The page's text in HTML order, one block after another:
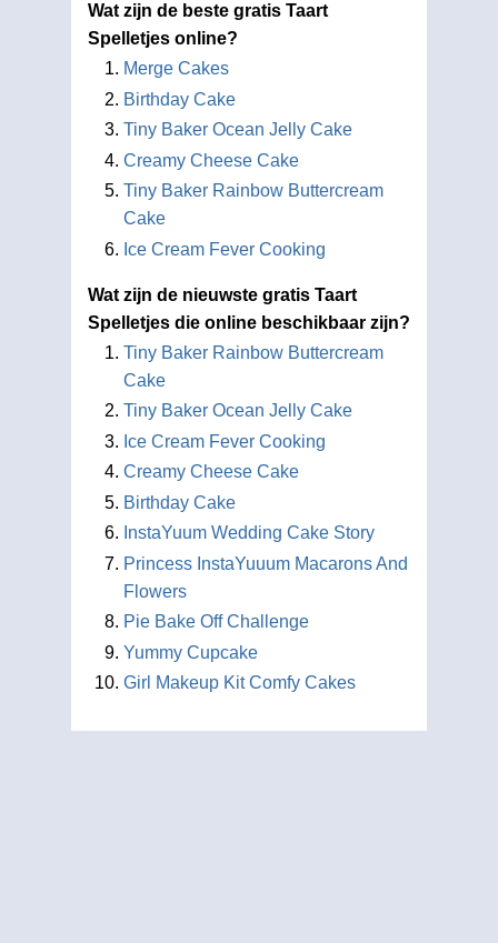
Wat zijn de beste gratis Taart
Spelletjes online?
Merge Cakes
Birthday Cake
Tiny Baker Ocean Jelly Cake
Creamy Cheese Cake
Tiny Baker Rainbow Buttercream
Cake
Ice Cream Fever Cooking
Wat zijn de nieuwste gratis Taart
Spelletjes die online beschikbaar zijn?
Tiny Baker Rainbow Buttercream
Cake
Tiny Baker Ocean Jelly Cake
Ice Cream Fever Cooking
Creamy Cheese Cake
Birthday Cake
InstaYuum Wedding Cake Story
Princess InstaYuuum Macarons And
Flowers
Pie Bake Off Challenge
Yummy Cupcake
Girl Makeup Kit Comfy Cakes